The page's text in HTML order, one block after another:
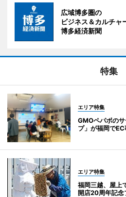
広域博多圏の
ビジネス＆カルチャ
博多経済新聞
特集
エリア特集
GMOペパボの
プ」が福岡で
エリア特集
福岡三越、屋上
開店20周年記念